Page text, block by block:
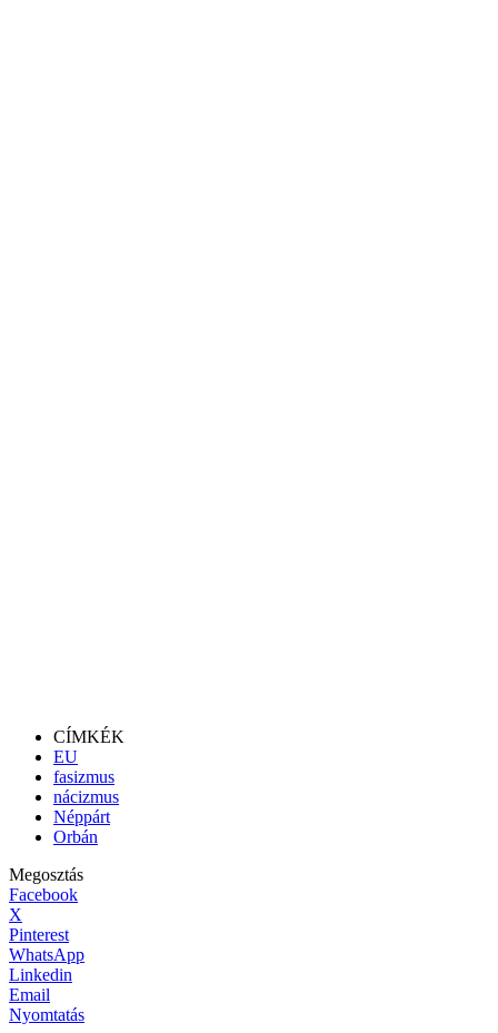
CÍMKÉK
EU
fasizmus
nácizmus
Néppárt
Orbán
Megosztás
Facebook
X
Pinterest
WhatsApp
Linkedin
Email
Nyomtatás